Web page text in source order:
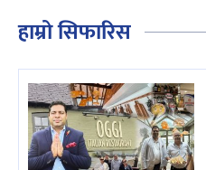
हाम्रो सिफारिस